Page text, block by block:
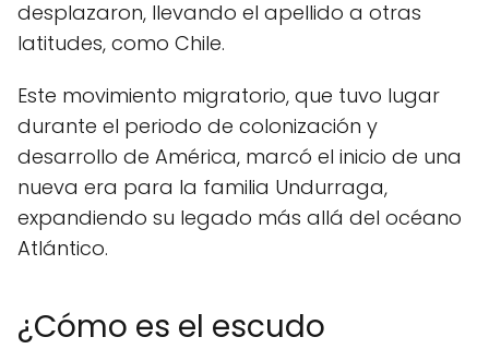
desplazaron, llevando el apellido a otras
latitudes, como Chile.
Este movimiento migratorio, que tuvo lugar
durante el periodo de colonización y
desarrollo de América, marcó el inicio de una
nueva era para la familia Undurraga,
expandiendo su legado más allá del océano
Atlántico.
¿Cómo es el escudo